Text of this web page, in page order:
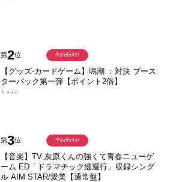
第2位
【グッズ-カードゲーム】鳴潮 ：対決 ブース
ターパック第一弾【ポイント2倍】
￥440
予約受付中
第3位
【音楽】TV 灰原くんの強くて青春ニューゲ
ーム ED「ドラマチック逃避行」収録シング
ル AIM STAR/愛美【通常盤】
予約受付中